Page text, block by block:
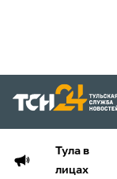
Тула в
лицах